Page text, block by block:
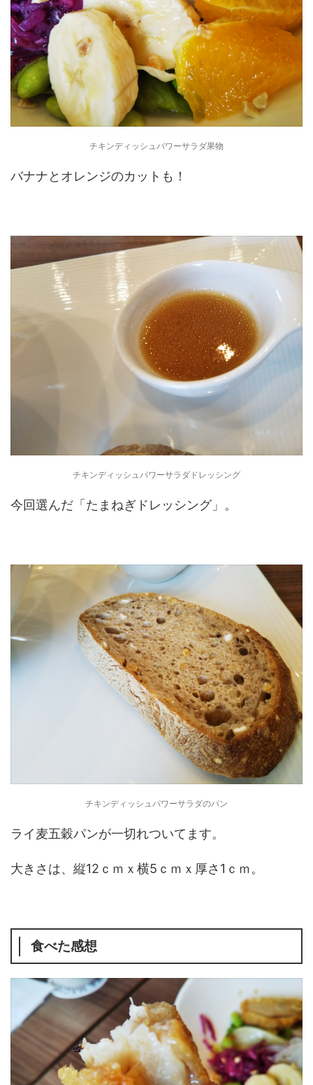
チキンディッシュパワーサラダ果物
バナナとオレンジのカットも！
チキンディッシュパワーサラダドレッシング
今回選んだ「たまねぎドレッシング」。
チキンディッシュパワーサラダのパン
ライ麦五穀パンが一切れついてます。
大きさは、縦12ｃｍｘ横5ｃｍｘ厚さ1ｃｍ。
食べた感想